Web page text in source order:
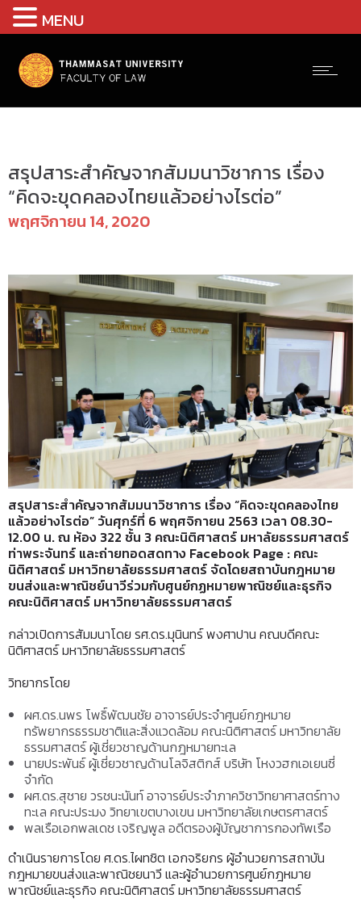
สรุปสาระสำคัญจากสัมมนาวิชาการ เรื่อง
“คิดจะขุดคลองไทยแล้วอย่างไรต่อ”
พฤศจิกายน 14, 2020
สรุปสาระสำคัญจากสัมมนาวิชาการ เรื่อง“คิดจะขุดคลองไทย
แล้วอย่างไรต่อ” วันศุกร์ที่ 6 พฤศจิกายน 2563 เวลา 08.30-
12.00 น. ณ ห้อง 322 ชั้น 3 คณะนิติศาสตร์ มหาลัยธรรมศาสตร์
ท่าพระจันทร์ และถ่ายทอดสดทาง Facebook Page : คณะ
นิติศาสตร์ มหาวิทยาลัยธรรมศาสตร์ จัดโดยสถาบันกฎหมาย
ขนส่งและพาณิชย์นาวีร่วมกับศูนย์กฏหมายพาณิชย์และธุรกิจ
คณะนิติศาสตร์ มหาวิทยาลัยธรรมศาสตร์
กล่าวเปิดการสัมมนาโดย รศ.ดร.มุนินทร์ พงศาปาน คณบดีคณะ
นิติศาสตร์ มหาวิทยาลัยธรรมศาสตร์
วิทยากรโดย
ผศ.ดร.นพร โพธิ์พัฒนชัย อาจารย์ประจำศูนย์กฎหมาย
ทรัพยากรธรรมชาติและสิ่งแวดล้อม คณะนิติศาสตร์ มหาวิทยาลัย
ธรรมศาสตร์ ผู้เชี่ยวชาญด้านกฎหมายทะเล
นายประพันธ์ ผู้เชี่ยวชาญด้านโลจิสติกส์ บริษัท โหงวฮกเอเยนซี่
จำกัด
ผศ.ดร.สุชาย วรชนะนันท์ อาจารย์ประจำภาควิชาวิทยาศาสตร์ทาง
ทะเล คณะประมง วิทยาเขตบางเขน มหาวิทยาลัยเกษตรศาสตร์
พลเรือเอกพลเดช เจริญพูล อดีตรองผู้บัญชาการกองทัพเรือ
ดำเนินรายการโดย ศ.ดร.ไผทชิต เอกจริยกร ผู้อำนวยการสถาบัน
กฎหมายขนส่งและพาณิชยนาวี และผู้อำนวยการศูนย์กฎหมาย
พาณิชย์และธุรกิจ คณะนิติศาสตร์ มหาวิทยาลัยธรรมศาสตร์
MENU